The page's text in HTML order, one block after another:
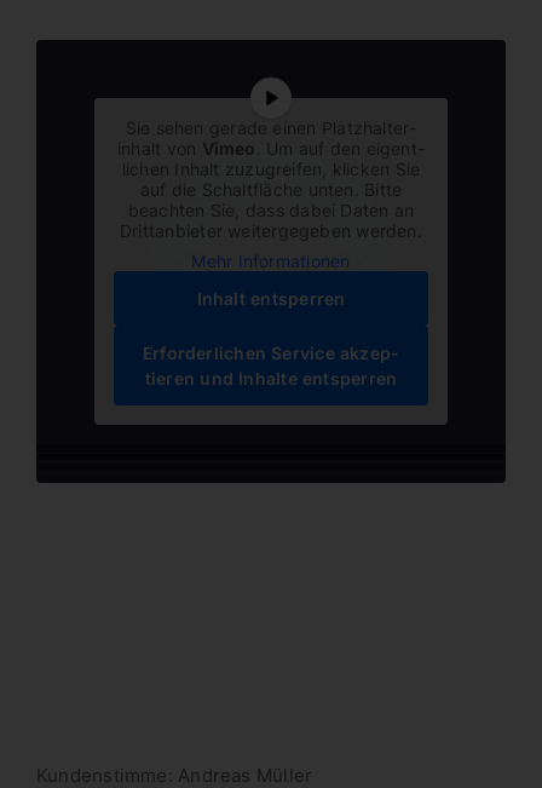
Sie sehen gerade einen Platz­hal­ter­
inhalt von Vimeo . Um auf den eigent­
lichen Inhalt zuzugreifen, klicken Sie
auf die Schalt­fläche unten. Bitte
beachten Sie, dass dabei Daten an
Dritt­an­bieter weiter­ge­geben werden.
Mehr Infor­ma­tionen
Inhalt entsperren
Erfor­der­lichen Service akzep­
tieren und Inhalte entsperren
Kunden­stimme: Andreas Müller